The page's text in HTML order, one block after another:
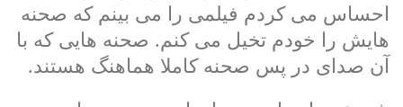
احساس می کردم فیلمی را می بینم که صحنه
هایش را خودم تخیل می کنم. صحنه هایی که با
آن صدای در پس صحنه کاملا هماهنگ هستند.